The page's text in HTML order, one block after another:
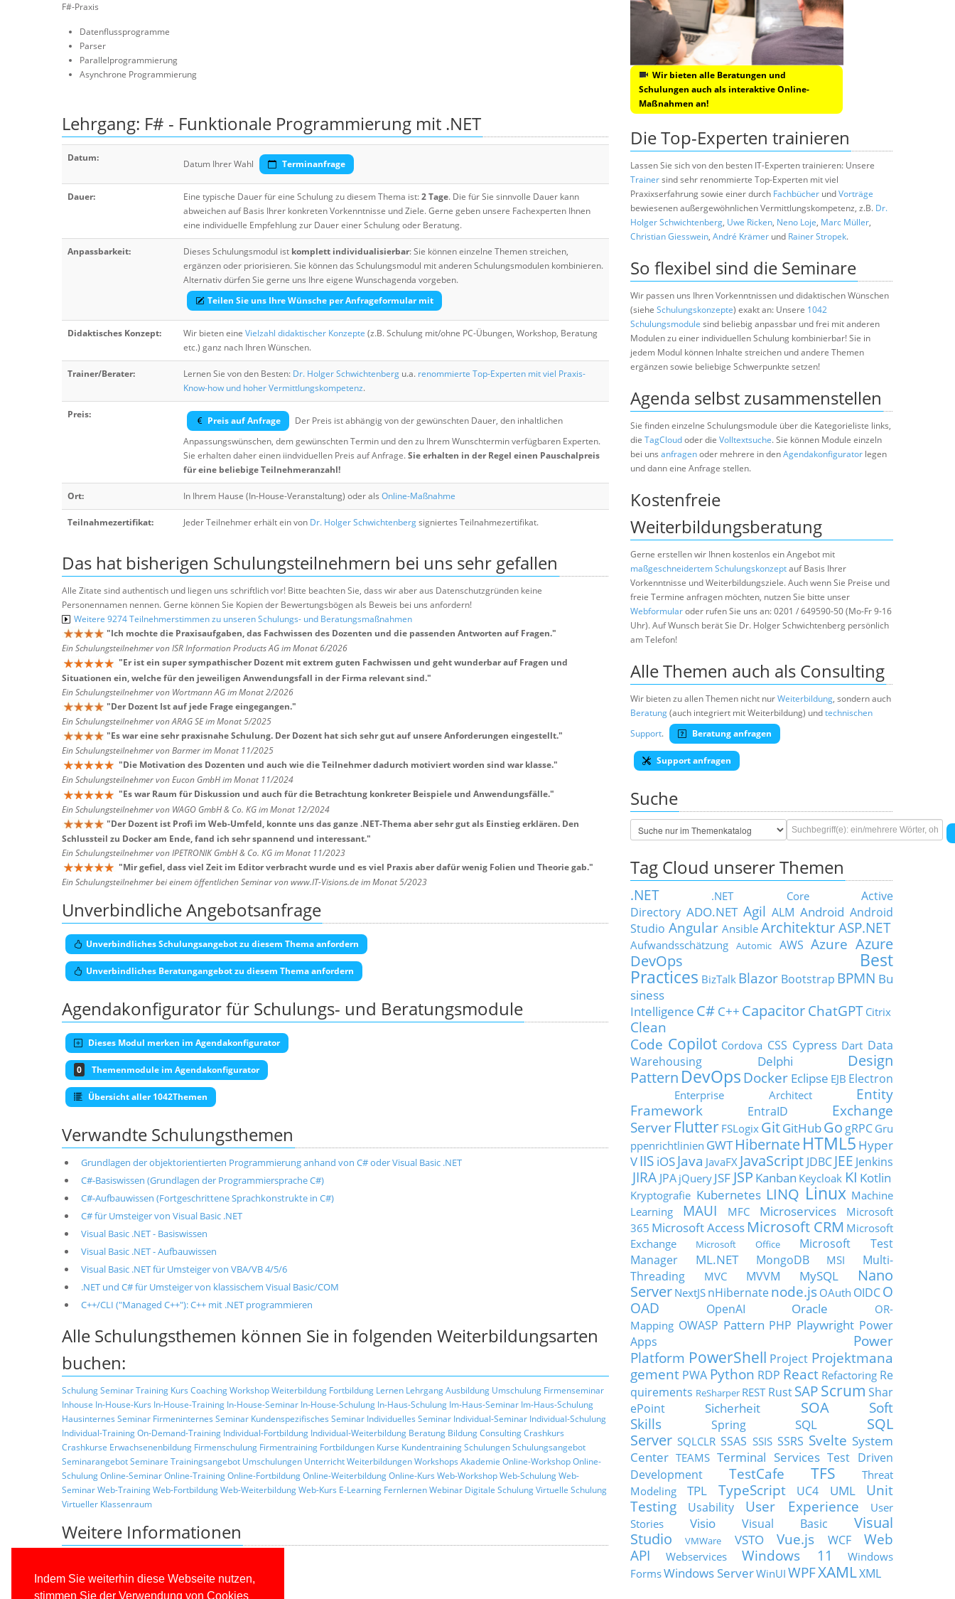
Indem Sie weiterhin diese Webseite nutzen,
stimmen Sie der Verwendung von Cookies
F#-Praxis
Datenflussprogramme
Parser
Parallelprogrammierung
Asynchrone Programmierung
Lehrgang: F# - Funktionale Programmierung mit .NET
Datum:
Datum Ihrer Wahl Terminanfrage
Dauer: Eine typische Dauer für eine Schulung zu diesem Thema ist:2 Tage. Die für Sie sinnvolle Dauer kann
abweichen auf Basis Ihrer konkreten Vorkenntnisse und Ziele. Gerne geben unsere Fachexperten Ihnen
eine individuelle Empfehlung zur Dauer einer Schulung oder Beratung.
Anpassbarkeit: Dieses Schulungsmodul ist komplett individualisierbar: Sie können einzelne Themen streichen,
ergänzen oder priorisieren. Sie können das Schulungsmodul mit anderen Schulungsmodulen kombinieren.
Alternativ dürfen Sie gerne uns Ihre eigene Wunschagenda vorgeben.
Teilen Sie uns Ihre Wünsche per Anfrageformular mit
Didaktisches Konzept: Wir bieten eine Vielzahl didaktischer Konzepte (z.B. Schulung mit/ohne PC-Übungen, Workshop, Beratung
etc.) ganz nach Ihren Wünschen.
Trainer/Berater: Lernen Sie von den Besten: Dr. Holger Schwichtenberg u.a. renommierte Top-Experten mit viel Praxis-
Know-how und hoher Vermittlungskompetenz.
Preis:
Preis auf Anfrage
Der Preis ist abhängig von der gewünschten Dauer, den inhaltlichen
Anpassungswünschen, dem gewünschten Termin und den zu Ihrem Wunschtermin verfügbaren Experten.
Sie erhalten daher einen iindviduellen Preis auf Anfrage.Sie erhalten in der Regel einen Pauschalpreis
für eine beliebige Teilnehmeranzahl!
Ort: In Ihrem Hause (In-House-Veranstaltung) oder als Online-Maßnahme
Teilnahmezertifikat: Jeder Teilnehmer erhält ein von Dr. Holger Schwichtenbergsigniertes Teilnahmezertifikat.
Das hat bisherigen Schulungsteilnehmern bei uns sehr gefallen
Alle Zitate sind authentisch und liegen uns schriftlich vor! Bitte beachten Sie, dass wir aber aus Datenschutzgründen keine
Personennamen nennen. Gerne können Sie Kopien der Bewertungsbögen als Beweis bei uns anfordern!
Weitere 9274 Teilnehmerstimmen zu unseren Schulungs- und Beratungsmaßnahmen
"Ich mochte die Praxisaufgaben, das Fachwissen des Dozenten und die passenden Antworten auf Fragen."
Ein Schulungsteilnehmer von ISR Information Products AG im Monat 6/2026
"Er ist ein super sympathischer Dozent mit extrem guten Fachwissen und geht wunderbar auf Fragen und
Situationen ein, welche für den jeweiligen Anwendungsfall in der Firma relevant sind."
Ein Schulungsteilnehmer von Wortmann AG im Monat 2/2026
"Der Dozent Ist auf jede Frage eingegangen."
Ein Schulungsteilnehmer von ARAG SE im Monat 5/2025
"Es war eine sehr praxisnahe Schulung. Der Dozent hat sich sehr gut auf unsere Anforderungen eingestellt."
Ein Schulungsteilnehmer von Barmer im Monat 11/2025
"Die Motivation des Dozenten und auch wie die Teilnehmer dadurch motiviert worden sind war klasse."
Ein Schulungsteilnehmer von Eucon GmbH im Monat 11/2024
"Es war Raum für Diskussion und auch für die Betrachtung konkreter Beispiele und Anwendungsfälle."
Ein Schulungsteilnehmer von WAGO GmbH & Co. KG im Monat 12/2024
"Der Dozent ist Profi im Web-Umfeld, konnte uns das ganze .NET-Thema aber sehr gut als Einstieg erklären. Den
Schlussteil zu Docker am Ende, fand ich sehr spannend und interessant."
Ein Schulungsteilnehmer von IPETRONIK GmbH & Co. KG im Monat 11/2023
"Mir gefiel, dass viel Zeit im Editor verbracht wurde und es viel Praxis aber dafür wenig Folien und Theorie gab."
Ein Schulungsteilnehmer bei einem öffentlichen Seminar von www.IT-Visions.de im Monat 5/2023
Unverbindliche Angebotsanfrage
Unverbindliches Schulungsangebot zu diesem Thema anfordern
Unverbindliches Beratungangebot zu diesem Thema anfordern
Agendakonfigurator für Schulungs- und Beratungsmodule
Dieses Modul merken im Agendakonfigurator
0 Themenmodule im Agendakonfigurator
Übersicht aller 1042Themen
Verwandte Schulungsthemen
Grundlagen der objektorientierten Programmierung anhand von C# oder Visual Basic .NET
C#-Basiswissen (Grundlagen der Programmiersprache C#)
C#-Aufbauwissen (Fortgeschrittene Sprachkonstrukte in C#)
C# für Umsteiger von Visual Basic .NET
Visual Basic .NET - Basiswissen
Visual Basic .NET - Aufbauwissen
Visual Basic .NET für Umsteiger von VBA/VB 4/5/6
.NET und C# für Umsteiger von klassischem Visual Basic/COM
C++/CLI ("Managed C++"): C++ mit .NET programmieren
Alle Schulungsthemen können Sie in folgenden Weiterbildungsarten
buchen:
SchulungSeminarTraining Kurs CoachingWorkshopWeiterbildung Fortbildung Lernen LehrgangAusbildung Umschulung Firmenseminar
Inhouse In-House-Kurs In-House-Training In-House-Seminar In-House-Schulung In-Haus-Schulung Im-Haus-Seminar Im-Haus-Schulung
Hausinternes Seminar Firmeninternes Seminar Kundenspezifisches Seminar Individuelles Seminar Individual-Seminar Individual-Schulung
Individual-TrainingOn-Demand-Training Individual-Fortbildung Individual-Weiterbildung Beratung BildungConsultingCrashkurs
Crashkurse Erwachsenenbildung Firmenschulung Firmentraining Fortbildungen Kurse KundentrainingSchulungenSchulungsangebot
SeminarangebotSeminare Trainingsangebot Umschulungen UnterrichtWeiterbildungenWorkshops Akademie Online-WorkshopOnline-
SchulungOnline-SeminarOnline-TrainingOnline-FortbildungOnline-WeiterbildungOnline-Kurs Web-WorkshopWeb-SchulungWeb-
SeminarWeb-TrainingWeb-FortbildungWeb-WeiterbildungWeb-Kurs E-Learning FernlernenWebinar Digitale SchulungVirtuelle Schulung
Virtueller Klassenraum
Weitere Informationen
Allgemeine Informationen über unsere Schulungen
Wir bieten alle Beratungen und
Schulungen auch als interaktive Online-
Maßnahmen an!
Die Top-Experten trainieren
Lassen Sie sich von den besten IT-Experten trainieren: Unsere
Trainersind sehr renommierte Top-Experten mit viel
Praxixserfahrung sowie einer durch Fachbücher undVorträge
bewiesenen außergewöhnlichen Vermittlungskompetenz, z.B. Dr.
Holger Schwichtenberg, Uwe Ricken, Neno Loje, Marc Müller,
Christian Giesswein, André Krämer und Rainer Stropek.
So flexibel sind die Seminare
Wir passen uns Ihren Vorkenntnissen und didaktischen Wünschen
(siehe Schulungskonzepte) exakt an: Unsere 1042
Schulungsmodule sind beliebig anpassbar und frei mit anderen
Modulen zu einer individuellen Schulung kombinierbar! Sie in
jedem Modul können Inhalte streichen und andere Themen
ergänzen sowie beliebige Schwerpunkte setzen!
Agenda selbst zusammenstellen
Sie finden einzelne Schulungsmodule über die Kategorieliste links,
die TagCloudoder die Volltextsuche. Sie können Module einzeln
bei uns anfragenoder mehrere in denAgendakonfigurator legen
und dann eine Anfrage stellen.
Kostenfreie
Weiterbildungsberatung
Gerne erstellen wir Ihnen kostenlos ein Angebot mit
maßgeschneidertem Schulungskonzeptauf Basis Ihrer
Vorkenntnisse und Weiterbildungsziele. Auch wenn Sie Preise und
freie Termine anfragen möchten, nutzen Sie bitte unser
Webformularoder rufen Sie uns an: 0201 / 649590-50 (Mo-Fr 9-16
Uhr). Auf Wunsch berät Sie Dr. Holger Schwichtenberg persönlich
am Telefon!
Alle Themen auch als Consulting
Wir bieten zu allen Themen nicht nurWeiterbildung, sondern auch
Beratung(auch integriert mit Weiterbildung) undtechnischen
Support. Beratung anfragen
Support anfragen
Suche
Tag Cloud unserer Themen
.NET .NET Core
Active
Directory ADO.NET Agil ALM Android Android
Studio Angular Ansible Architektur ASP.NET
Aufwandsschätzung Automic AWS Azure Azure
DevOps
Best
Practices BizTalk Blazor Bootstrap BPMN Bu
siness
Intelligence C# C++ Capacitor ChatGPT Citrix
Clean
Code Copilot Cordova CSS Cypress Dart Data
Warehousing
Delphi
Design
Pattern DevOps Docker Eclipse EJB Electron
Enterprise Architect
Entity
Framework
EntraID
Exchange
Server Flutter FSLogix GitGitHubGo gRPC Gru
ppenrichtlinien GWT HibernateHTML5 Hyper
VIIS iOSJava JavaFX JavaScript JDBC JEE Jenkins
JIRA JPA jQuery JSF JSP Kanban Keycloak KI Kotlin
Kryptografie Kubernetes LINQ Linux Machine
Learning
MAUI MFC Microservices
Microsoft
365 Microsoft Access Microsoft CRM Microsoft
Exchange
Microsoft Office
Microsoft Test
Manager
ML.NET MongoDB MSI
Multi-
Threading
MVC MVVM MySQL
Nano
Server NextJS nHibernatenode.js OAuth OIDCO
OAD
OpenAI Oracle
OR-
Mapping OWASP Pattern PHP Playwright Power
Apps
Power
Platform PowerShell Project Projektmana
gement PWA Python RDP React Refactoring Re
quirements ReSharper REST Rust SAP Scrum Shar
ePoint
Sicherheit SOA
Soft
Skills
Spring SQL
SQL
Server SQLCLR SSAS SSIS SSRS Svelte System
Center TEAMS Terminal Services Test Driven
Development
TestCafe TFS
Threat
Modeling
TPL TypeScript UC4 UML
Unit
Testing
Usability User Experience
User
Stories
Visio Visual Basic
Visual
Studio
VMWare VSTO Vue.js WCF
Web
API
Webservices Windows 11
Windows
FormsWindows ServerWinUI WPFXAMLXML